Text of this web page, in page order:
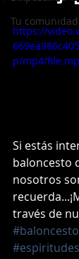
Tu comunidad
https://
p/mp4/
Si estás
baloncesto
nosotros
través de